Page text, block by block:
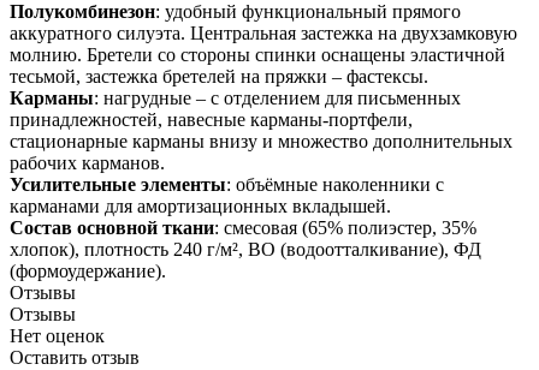
Полукомбинезон: удобный функциональный прямого
аккуратного силуэта. Центральная застежка на двухзамковую
молнию. Бретели со стороны спинки оснащены эластичной
тесьмой, застежка бретелей на пряжки – фастексы.
Карманы: нагрудные – с отделением для письменных
принадлежностей, навесные карманы-портфели,
стационарные карманы внизу и множество дополнительных
рабочих карманов.
Усилительные элементы: объёмные наколенники с
карманами для амортизационных вкладышей.
Состав основной ткани: смесовая (65% полиэстер, 35%
хлопок), плотность 240 г/м², ВО (водоотталкивание), ФД
(формоудержание).
Отзывы
Отзывы
Нет оценок
Оставить отзыв